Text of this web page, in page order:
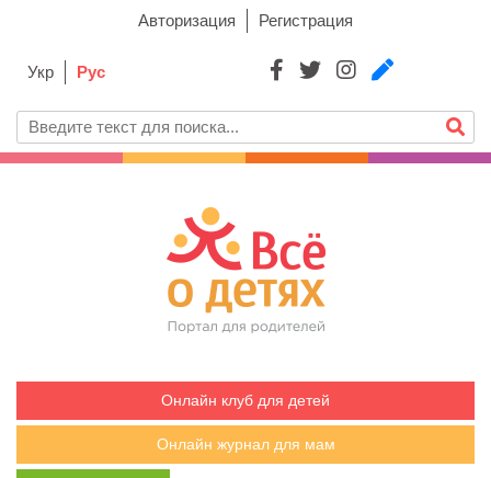
Авторизация Регистрация
Укр Рус
Онлайн клуб для детей
Онлайн журнал для мам